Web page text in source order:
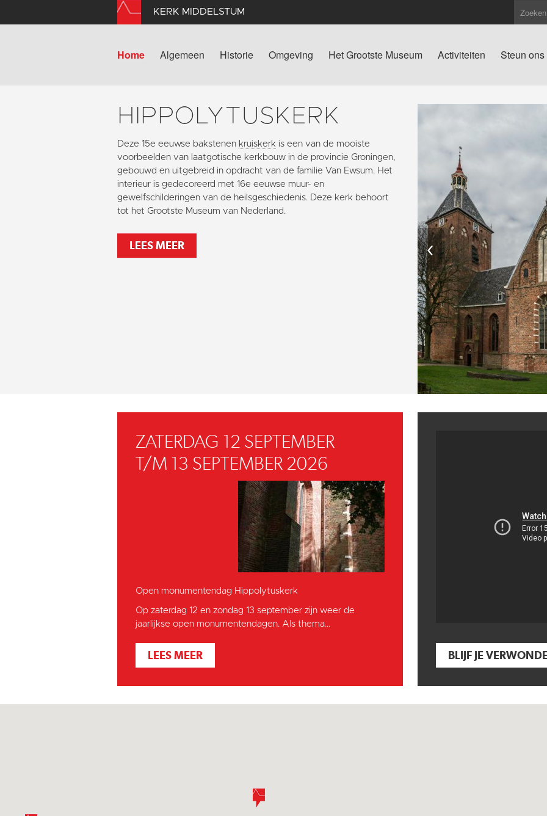
KERK MIDDELSTUM
Home Algemeen Historie Omgeving Het Grootste Museum Activiteiten Steun ons
HIPPOLYTUSKERK
Deze 15e eeuwse bakstenen kruiskerk is een van de mooiste
voorbeelden van laatgotische kerkbouw in de provincie Groningen,
gebouwd en uitgebreid in opdracht van de familie Van Ewsum. Het
interieur is gedecoreerd met 16e eeuwse muur- en
gewelfschilderingen van de heilsgeschiedenis. Deze kerk behoort
tot het Grootste Museum van Nederland.
LEES MEER ‹
ZATERDAG 12 SEPTEMBER
T/M 13 SEPTEMBER 2026
Open monumentendag Hippolytuskerk
Op zaterdag 12 en zondag 13 september zijn weer de
jaarlijkse open monumentendagen. Als thema...
LEES MEER BLIJF JE